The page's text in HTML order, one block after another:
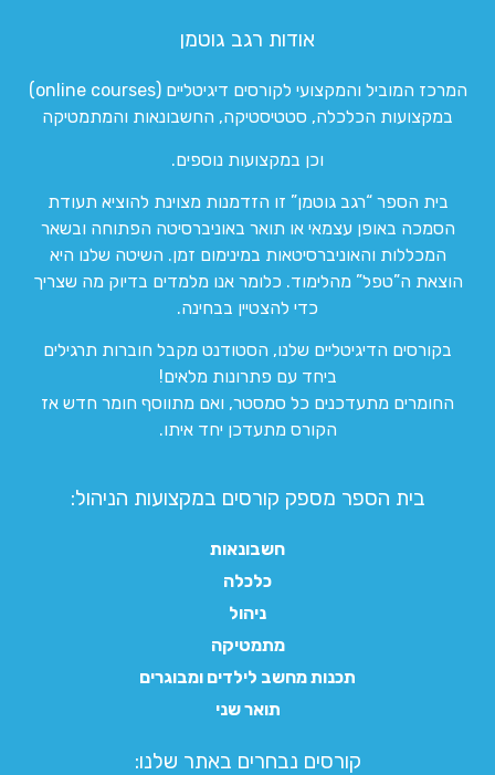
אודות רגב גוטמן
המרכז המוביל והמקצועי לקורסים דיגיטליים (online courses)
במקצועות הכלכלה, סטטיסטיקה, החשבונאות והמתמטיקה
וכן במקצועות נוספים.
בית הספר “רגב גוטמן” זו הזדמנות מצוינת להוציא תעודת
הסמכה באופן עצמאי או תואר באוניברסיטה הפתוחה ובשאר
המכללות והאוניברסיטאות במינימום זמן. השיטה שלנו היא
הוצאת ה”טפל” מהלימוד. כלומר אנו מלמדים בדיוק מה שצריך
כדי להצטיין בבחינה.
בקורסים הדיגיטליים שלנו, הסטודנט מקבל חוברות תרגילים
ביחד עם פתרונות מלאים!
החומרים מתעדכנים כל סמסטר, ואם מתווסף חומר חדש אז
הקורס מתעדכן יחד איתו.
בית הספר מספק קורסים במקצועות הניהול:
חשבונאות
כלכלה
ניהול
מתמטיקה
תכנות מחשב לילדים ומבוגרים
תואר שני
קורסים נבחרים באתר שלנו:​